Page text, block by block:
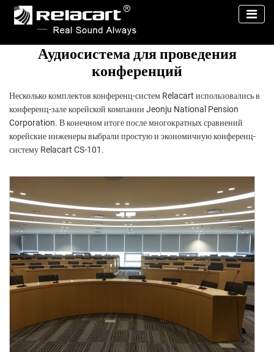
Аудиосистема для проведения
конференций
Несколько комплектов конференц-систем Relacart использовались в
конференц-зале корейской компании Jeonju National Pension
Corporation. В конечном итоге после многократных сравнений
корейские инженеры выбрали простую и экономичную конференц-
систему Relacart CS-101.